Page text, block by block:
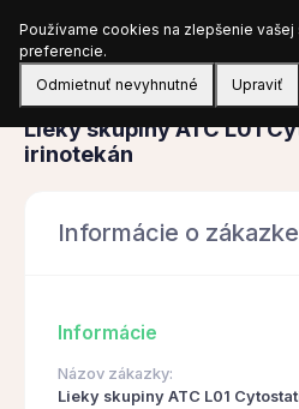
Obstarávanie
Lieky skupiny ATC L01
irinotekán
Informácie o zákazke
Informácie
Názov zákazky:
Lieky skupiny ATC L01
Používame cookies na zlepšenie
preferencie.
Odmietnuť nevyhnutné
Upraviť